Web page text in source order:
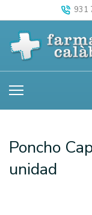
931
Poncho
unidad